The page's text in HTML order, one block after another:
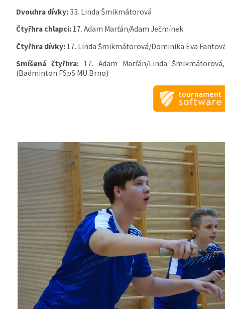
Dvouhra dívky: 33. Linda Šmikmátorová
Čtyřhra chlapci: 17. Adam Marťán/Adam Ječmínek
Čtyřhra dívky: 17. Linda Šmikmátorová/Dominika Eva
Smíšená čtyřhra: 17. Adam Marťán/Linda
(Badminton FSpS MU Brno)